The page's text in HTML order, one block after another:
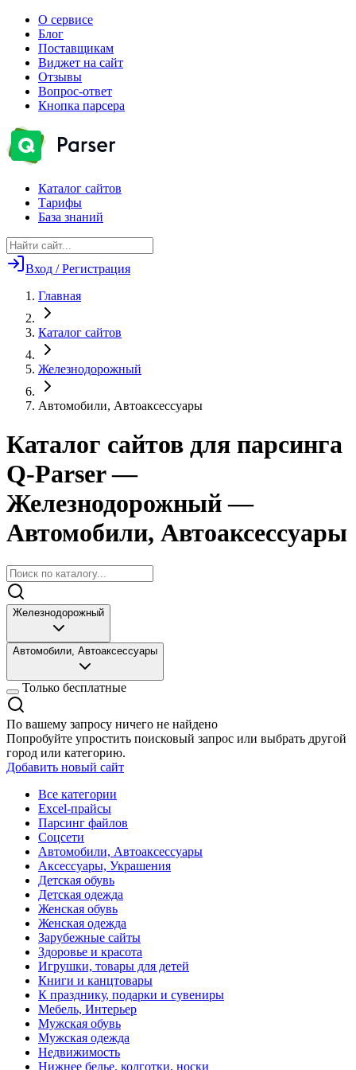
О сервисе
Блог
Поставщикам
Виджет на сайт
Отзывы
Вопрос-ответ
Кнопка парсера
Каталог сайтов
Тарифы
База знаний
Вход / Регистрация
Главная
Каталог сайтов
Железнодорожный
Автомобили, Автоаксессуары
Каталог сайтов для парсинга
Q-Parser—
Железнодорожный —
Автомобили, Автоаксессуары
Железнодорожный
Автомобили, Автоаксессуары
Только бесплатные
По вашему запросу ничего не найдено
Попробуйте упростить поисковый запрос или выбрать другой
город или категорию.
Добавить новый сайт
Все категории
Excel-прайсы
Парсинг файлов
Соцсети
Автомобили, Автоаксессуары
Аксессуары, Украшения
Детская обувь
Детская одежда
Женская обувь
Женская одежда
Зарубежные сайты
Здоровье и красота
Игрушки, товары для детей
Книги и канцтовары
К празднику, подарки и сувениры
Мебель, Интерьер
Мужская обувь
Мужская одежда
Недвижимость
Нижнее белье, колготки, носки